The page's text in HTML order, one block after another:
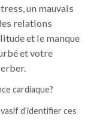
un mauvais
relations
et le manque
et votre
cardiaque?
d’identifier ces